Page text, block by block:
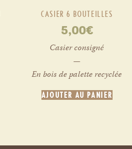
CASIER 6 BOUTEILLES
5,00€
Casier consigné
—
En bois de palette recyclée
AJOUTER AU PANIER